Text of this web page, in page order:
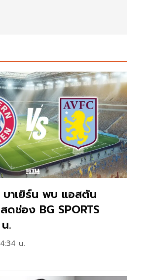
าเยิร์น พบ แอสตัน
ช่อง BG SPORTS
.
น.